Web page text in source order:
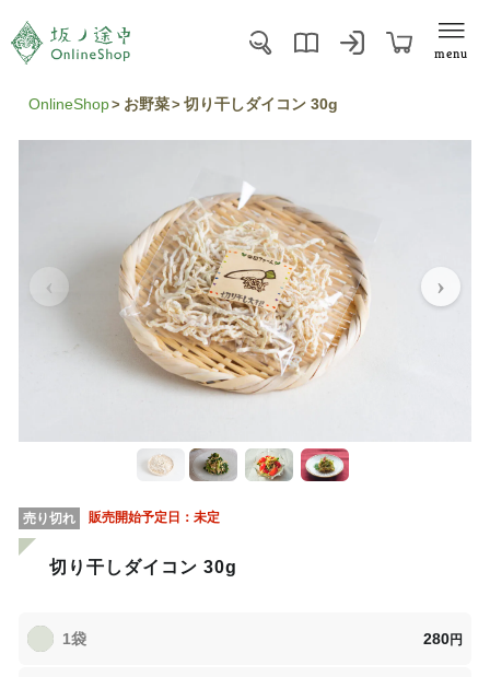
menu
OnlineShop お野菜 切り干しダイコン 30g
売り切れ 販売開始予定日： 未定
切り干しダイコン 30g
1袋 280円